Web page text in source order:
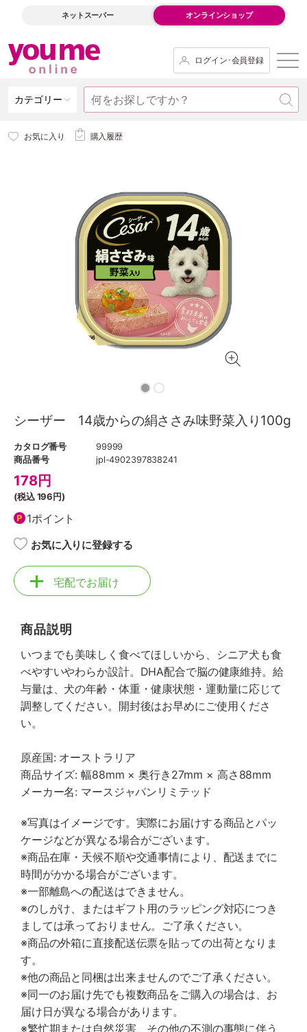
ネットスーパー オンラインショップ
ログイン･会員登録
カテゴリー
お気に入り 購入履歴
シーザー 14歳からの絹ささみ味野菜入り100g
カタログ番号
99999
商品番号
jpl-4902397838241
178円
(税込196円)
1ポイント
お気に入りに登録する
宅配でお届け
商品説明
いつまでも美味しく食べてほしいから、シニア犬も食
べやすいやわらか設計。DHA配合で脳の健康維持。給
与量は、犬の年齢・体重・健康状態・運動量に応じて
調整してください。開封後はお早めにご使用くださ
い。
原産国: オーストラリア
商品サイズ: 幅88mm × 奥行き27mm × 高さ88mm
メーカー名: マースジャパンリミテッド
※写真はイメージです。実際にお届けする商品とパッ
ケージなどが異なる場合がございます。
※商品在庫・天候不順や交通事情により、配送までに
時間がかかる場合がございます。
※一部離島への配送はできません。
※のしがけ、またはギフト用のラッピング対応につき
ましては承っておりません。ご了承ください。
※商品の外箱に直接配送伝票を貼っての出荷となりま
す。
※他の商品と同梱は出来ませんのでご了承ください。
※同一のお届け先でも複数商品をご購入の場合は、お
届け日が異なる場合があります。
※繁忙期または自然災害、その他の不測の事態に伴う